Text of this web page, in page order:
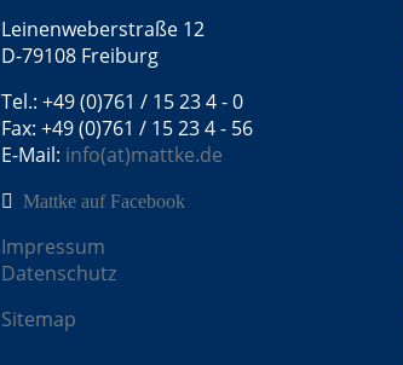
Leinenweberstraße 12
D-79108 Freiburg
Tel.: +49 (0)761 / 15 23 4 - 0
Fax: +49 (0)761 / 15 23 4 - 56
E-Mail: info(at)mattke.de
Mattke auf Facebook
Impressum
Datenschutz
Sitemap